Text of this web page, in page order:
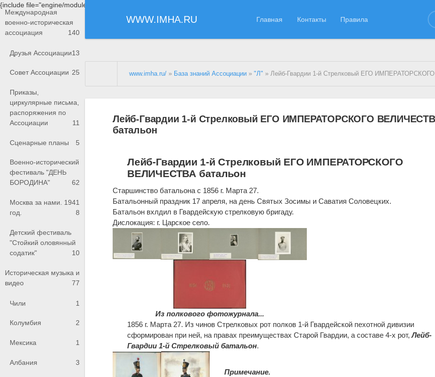
{include file="engine/modules/saperu/head.php"}
WWW.IMHA.RU Главная Контакты Правила
Международная
военно-историческая
ассоциация
140
Друзья Ассоциации13
Совет Ассоциации 25
Приказы,
циркулярные письма,
распоряжения по
Ассоциации
11
Сценарные планы 5
Военно-исторический
фестиваль "ДЕНЬ
БОРОДИНА"
62
Москва за нами. 1941
год.
8
Детский фестиваль
"Стойкий оловянный
содатик"
10
Историческая музыка и
видео
77
Чили 1
Колумбия 2
Мексика 1
Албания 3
www.imha.ru/ » База знаний Ассоциации »"Л" » Лейб-Гвардии 1-й Стрелковый ЕГО ИМПЕРАТОРСКОГО
Лейб-Гвардии 1-й Стрелковый ЕГО ИМПЕРАТОРСКОГО
батальон
Лейб-Гвардии 1-й Стрелковый ЕГО ИМПЕРАТОРСКОГО
ВЕЛИЧЕСТВА батальон
Старшинство батальона с 1856 г. Марта 27.
Батальонный праздник 17 апреля, на день Святых Зосимы и Саватия Соловецких.
Батальон вхлдил в Гвардейскую стрелковую бригаду.
Дислокация: г. Царское село.
Из полкового фотожурнала...
1856 г. Марта 27. Из чинов Стрелковых рот полков 1-й Гвардейской пехотной дивизии
сформирован при ней, на правах преимуществах Старой Гвардии, а составе 4-х рот,Лейб-
Гвардии 1-й Стрелковый батальон.
Примечание.